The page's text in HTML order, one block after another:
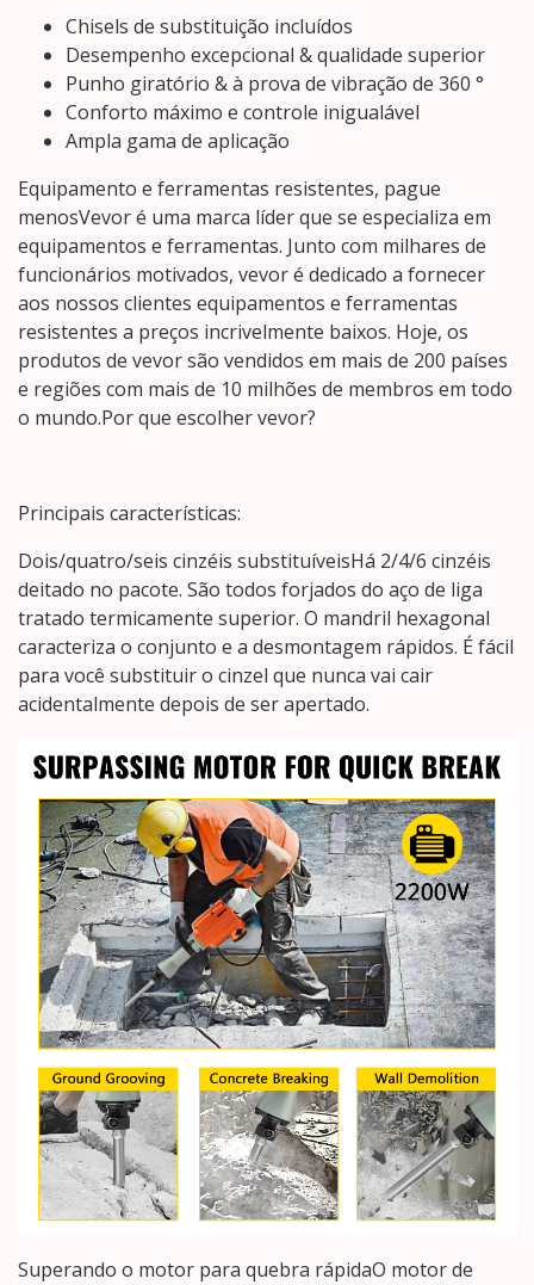
Chisels de substituição incluídos
Desempenho excepcional & qualidade superior
Punho giratório & à prova de vibração de 360 °
Conforto máximo e controle inigualável
Ampla gama de aplicação
Equipamento e ferramentas resistentes, pague
menosVevor é uma marca líder que se especializa em
equipamentos e ferramentas. Junto com milhares de
funcionários motivados, vevor é dedicado a fornecer
aos nossos clientes equipamentos e ferramentas
resistentes a preços incrivelmente baixos. Hoje, os
produtos de vevor são vendidos em mais de 200 países
e regiões com mais de 10 milhões de membros em todo
o mundo.Por que escolher vevor?
Principais características:
Dois/quatro/seis cinzéis substituíveisHá 2/4/6 cinzéis
deitado no pacote. São todos forjados do aço de liga
tratado termicamente superior. O mandril hexagonal
caracteriza o conjunto e a desmontagem rápidos. É fácil
para você substituir o cinzel que nunca vai cair
acidentalmente depois de ser apertado.
Superando o motor para quebra rápidaO motor de